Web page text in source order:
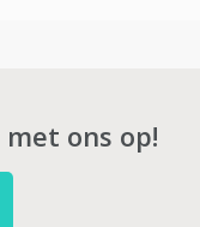
ons op!